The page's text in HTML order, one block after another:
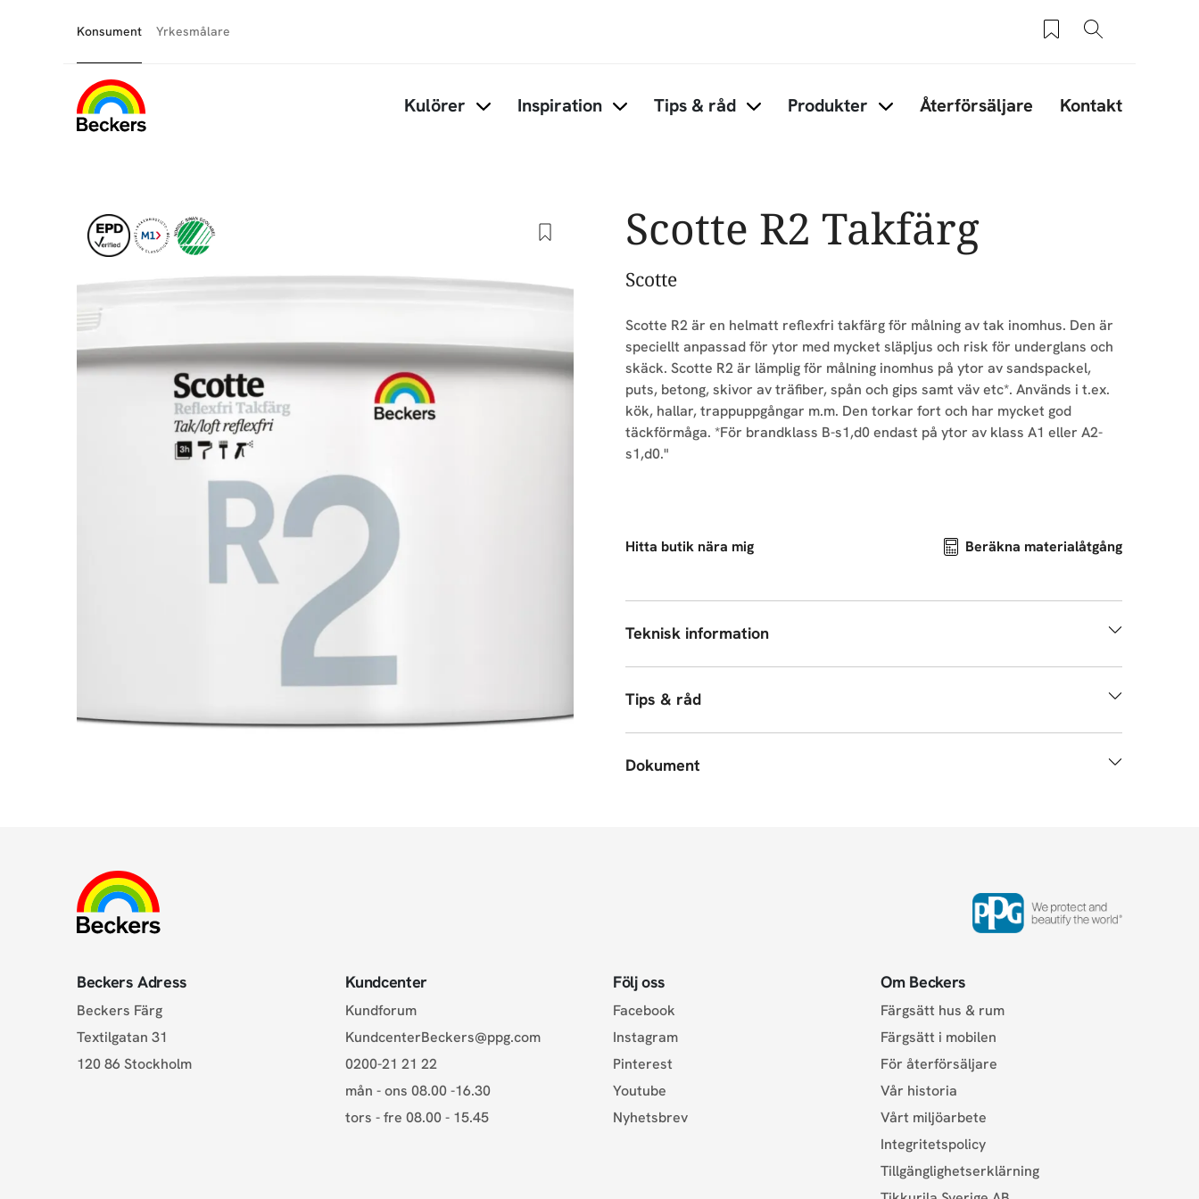
Konsument Yrkesmålare Sparade produkter
Sök
Kulörer Inspiration Tips & råd Produkter Återförsäljare Kontakt
Scotte R2 Takfärg
Scotte
Scotte R2 är en helmatt reflexfri takfärg för målning av tak inomhus. Den är
speciellt anpassad för ytor med mycket släpljus och risk för underglans och
skäck. Scotte R2 är lämplig för målning inomhus på ytor av sandspackel,
puts, betong, skivor av träfiber, spån och gips samt väv etc*. Används i t.ex.
kök, hallar, trappuppgångar m.m. Den torkar fort och har mycket god
täckförmåga. *För brandklass B-s1,d0 endast på ytor av klass A1 eller A2-
s1,d0."
Hitta butik nära mig Beräkna materialåtgång
Teknisk information
Tips & råd
Dokument
Beckers Adress
Beckers Färg
Textilgatan 31
120 86 Stockholm
Kundcenter
Kundforum
KundcenterBeckers@ppg.com
0200-21 21 22
mån - ons 08.00 -16.30
tors - fre 08.00 - 15.45
Följ oss
Facebook
Instagram
Pinterest
Youtube
Nyhetsbrev
Om Beckers
Färgsätt hus & rum
Färgsätt i mobilen
För återförsäljare
Vår historia
Vårt miljöarbete
Integritetspolicy
Tillgänglighetserklärning